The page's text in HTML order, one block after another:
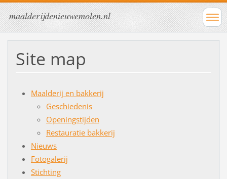
maalderijdenieuwemolen.nl
Site map
Maalderij en bakkerij
Geschiedenis
Openingstijden
Restauratie bakkerij
Nieuws
Fotogalerij
Stichting